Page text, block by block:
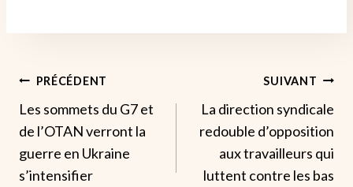
Navigation
De
L’article
PRÉCÉDENT
Les sommets du G7 et
de l’OTAN verront la
guerre en Ukraine
s’intensifier
SUIVANT
La direction syndicale
redouble d’opposition
aux travailleurs qui
luttent contre les bas